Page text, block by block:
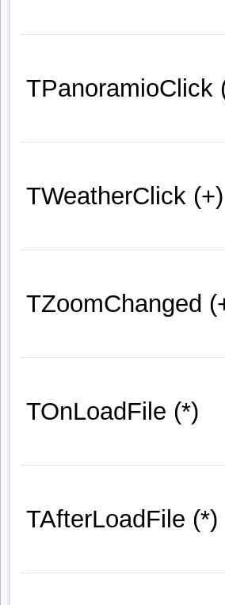
TPanoramioClick
TWeatherClick (+)
TZoomChanged
TOnLoadFile (*)
TAfterLoadFile (*)